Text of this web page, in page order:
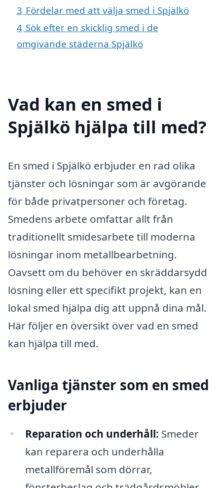
3 Fördelar med att välja smed i Spjälkö
4 Sök efter en skicklig smed i de
omgivande städerna Spjälkö
Vad kan en smed i
Spjälkö hjälpa till med?
En smed i Spjälkö erbjuder en rad olika
tjänster och lösningar som är avgörande
för både privatpersoner och företag.
Smedens arbete omfattar allt från
traditionellt smidesarbete till moderna
lösningar inom metallbearbetning.
Oavsett om du behöver en skräddarsydd
lösning eller ett specifikt projekt, kan en
lokal smed hjälpa dig att uppnå dina mål.
Här följer en översikt över vad en smed
kan hjälpa till med.
Vanliga tjänster som en smed
erbjuder
Reparation och underhåll: Smeder
kan reparera och underhålla
metallföremål som dörrar,